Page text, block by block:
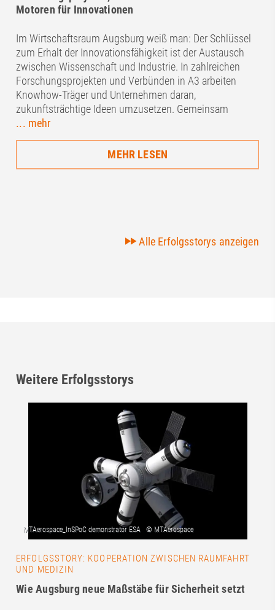
Motoren für Innovationen
Im Wirtschaftsraum Augsburg weiß man: Der Schlüssel
zum Erhalt der Innovationsfähigkeit ist der Austausch
zwischen Wissenschaft und Industrie. In zahlreichen
Forschungsprojekten und Verbünden in A3 arbeiten
Knowhow-Träger und Unternehmen daran,
zukunftsträchtige Ideen umzusetzen. Gemeinsam
... mehr
MEHR LESEN
Alle Erfolgsstorys anzeigen
Weitere Erfolgsstorys
ERFOLGSSTORY: KOOPERATION ZWISCHEN RAUMFAHRT
UND MEDIZIN
Wie Augsburg neue Maßstäbe für Sicherheit setzt